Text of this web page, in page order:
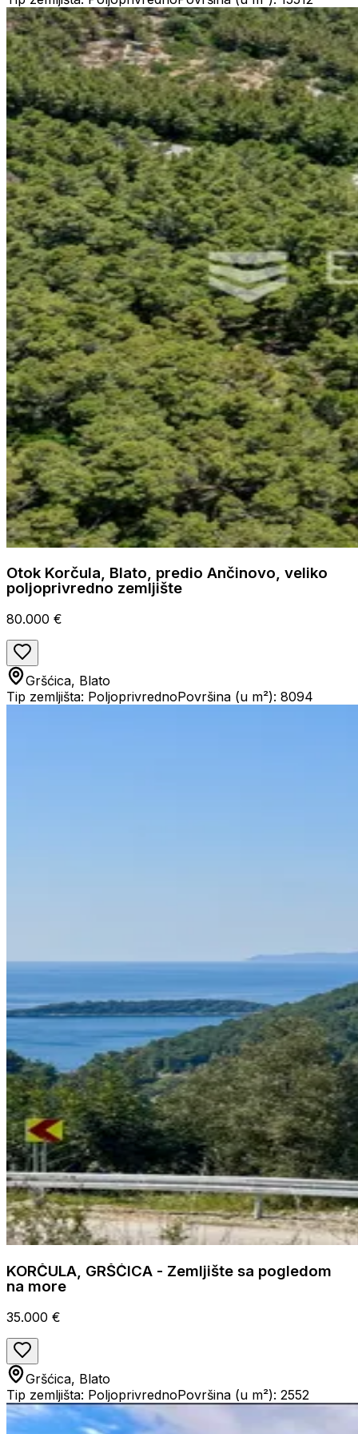
Otok Korčula, Blato, predio Ančinovo, veliko
poljoprivredno zemljište
80.000 €
Gršćica, Blato
Tip zemljišta: PoljoprivrednoPovršina (u m²): 8094
KORČULA, GRŠĆICA - Zemljište sa pogledom
na more
35.000 €
Gršćica, Blato
Tip zemljišta: PoljoprivrednoPovršina (u m²): 2552